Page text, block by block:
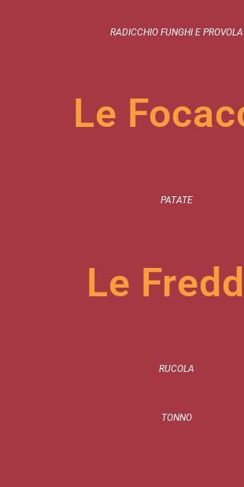
RADICCHIO FUNGHI E PROVOLA
Le
PATATE
Le
RUCOLA
TONNO